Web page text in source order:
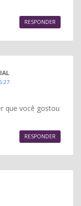
RESPONDER
que você gostou
RESPONDER